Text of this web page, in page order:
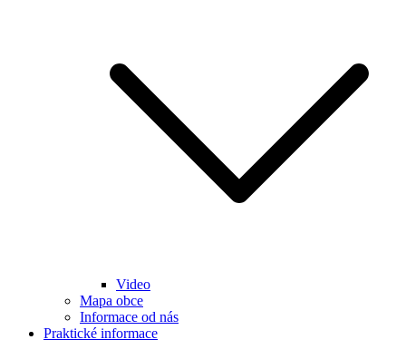
Video
Mapa obce
Informace od nás
Praktické informace